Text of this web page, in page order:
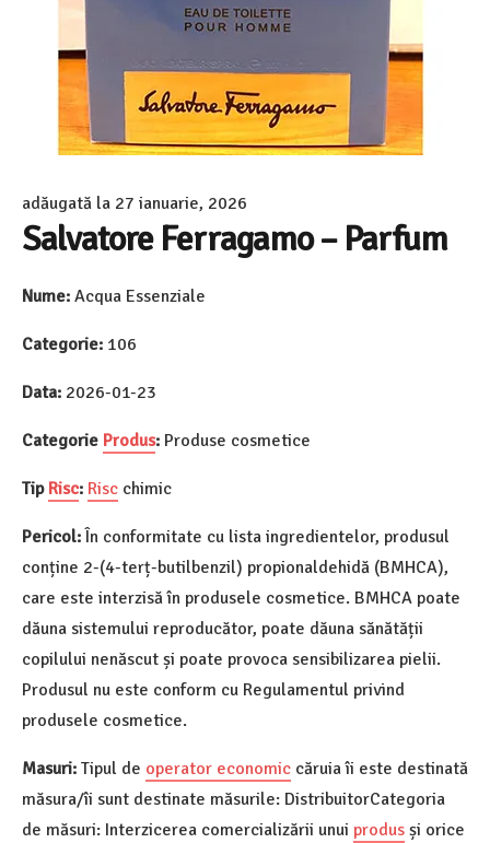
adăugată la 27 ianuarie, 2026
Salvatore Ferragamo – Parfum
Nume: Acqua Essenziale
Categorie: 106
Data: 2026-01-23
Categorie Produs: Produse cosmetice
Tip Risc: Risc chimic
Pericol: În conformitate cu lista ingredientelor, produsul
conține 2-(4-terț-butilbenzil) propionaldehidă (BMHCA),
care este interzisă în produsele cosmetice. BMHCA poate
dăuna sistemului reproducător, poate dăuna sănătății
copilului nenăscut și poate provoca sensibilizarea pielii.
Produsul nu este conform cu Regulamentul privind
produsele cosmetice.
Masuri: Tipul de operator economic căruia îi este destinată
măsura/îi sunt destinate măsurile: DistribuitorCategoria
de măsuri: Interzicerea comercializării unui produs și orice